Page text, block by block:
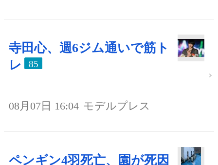
寺田心、週6ジム通いで筋ト
レ
85
08月07日 16:04 モデルプレス
ペンギン4羽死亡、園が死因